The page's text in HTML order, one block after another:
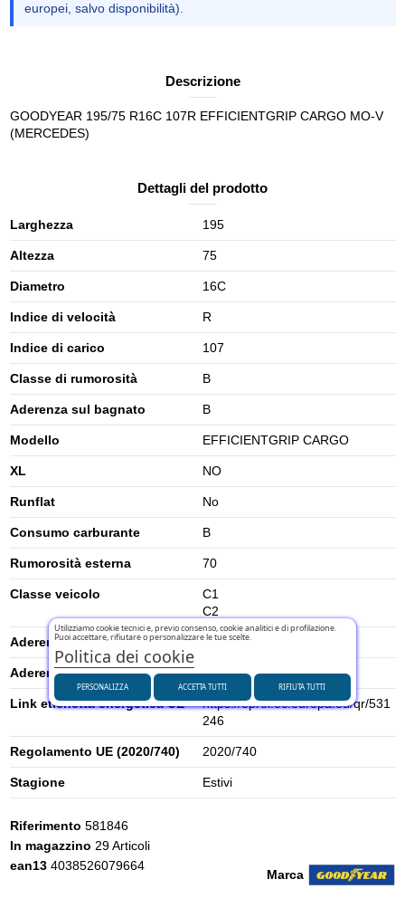
europei, salvo disponibilità).
Descrizione
GOODYEAR 195/75 R16C 107R EFFICIENTGRIP CARGO MO-V
(MERCEDES)
Dettagli del prodotto
Larghezza 195
Altezza 75
Diametro 16C
Indice di velocità R
Indice di carico 107
Classe di rumorosità B
Aderenza sul bagnato B
Modello EFFICIENTGRIP CARGO
XL NO
Runflat No
Consumo carburante B
Rumorosità esterna 70
Classe veicolo
C1
C2
Aderenza su neve 0
Aderenza su ghiaccio 0
Link etichetta energetica UE
https://eprel.ec.europa.eu/qr/531
246
Regolamento UE (2020/740) 2020/740
Stagione Estivi
Marca
Riferimento 581846
In magazzino 29 Articoli
ean13 4038526079664
Utilizziamo cookie tecnici e, previo consenso, cookie analitici e di profilazione.
Puoi accettare, rifiutare o personalizzare le tue scelte.
Politica dei cookie
PERSONALIZZA RIFIUTA TUTTI
ACCETTA TUTTI